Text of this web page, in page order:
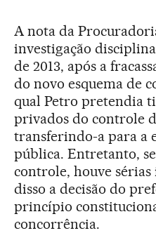
A nota da
investigação
de 2013, após a
do novo esquema de
qual Petro pretendia
privados do controle
transferindo-a para a
pública. Entretanto,
controle, houve
disso a decisão do
princípio
concorrência.